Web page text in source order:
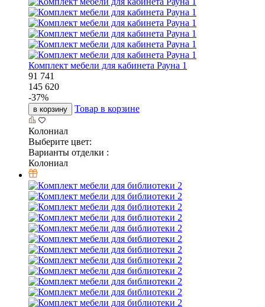
Комплект мебели для кабинета Рауна 1
91 741
145 620
-37%
в корзину Товар в корзине
Колониал
Выберите цвет:
Варианты отделки :
Колониал